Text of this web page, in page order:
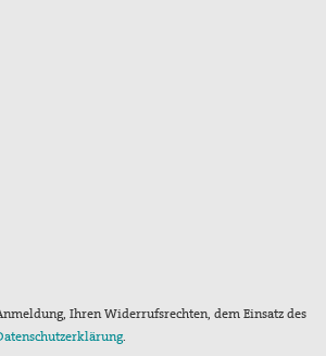
Ihren Widerrufsrechten, dem Einsatz des
.